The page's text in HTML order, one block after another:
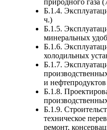
природного газа
Б.1.4.
ч.)
Б.1.5.
минеральных
Б.1.6.
холодильных
Б.1.7.
и
Б.1.8.
Б.1.9.
техническое
ремонт,